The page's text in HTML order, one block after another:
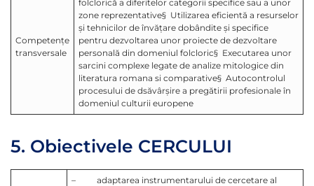
Competenţe
transversale
folclorică a diferitelor categorii specifice sau a unor
zone reprezentative§ Utilizarea eficientă a resurselor
şi tehnicilor de învăţare dobândite şi specifice
pentru dezvoltarea unor proiecte de dezvoltare
personală din domeniul folcloric§ Executarea unor
sarcini complexe legate de analize mitologice din
literatura romana si comparative§ Autocontrolul
procesului de dsăvârşire a pregătirii profesionale în
domeniul culturii europene
5. Obiectivele CERCULUI
– adaptarea instrumentarului de cercetare al